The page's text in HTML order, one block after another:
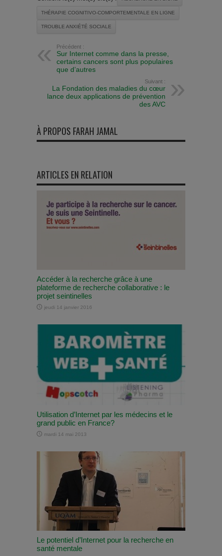
THÉRAPIE COGNITIVO-COMPORTEMENTALE EN LIGNE
TROUBLE ANXIÉTÉ SOCIALE
Précédent :
Sur Internet comme dans la presse,
certains cancers sont plus populaires
que d’autres
Suivant :
La Fondation des maladies du cœur
lance deux applications de prévention
des AVC
À PROPOS FARAH JAMAL
ARTICLES EN RELATION
Accéder à la recherche grâce à une
plateforme de recherche collaborative : le
projet seintinelles
jeudi 14 janvier 2016
Utilisation d’Internet par les médecins et le
grand public en France?
mardi 14 mai 2013
Le potentiel d’Internet pour la recherche en
santé mentale